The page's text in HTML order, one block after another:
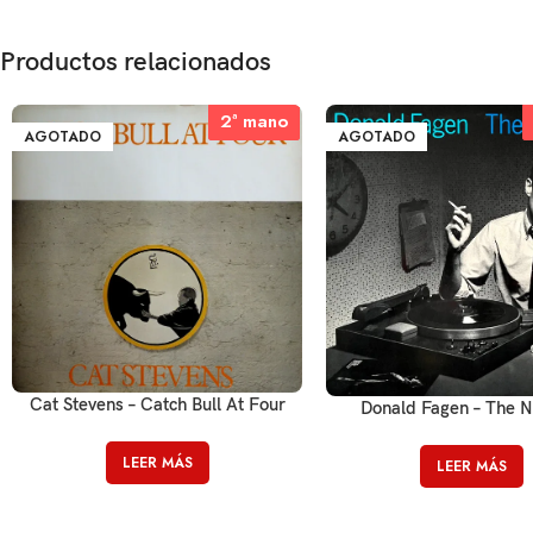
Productos relacionados
AGOTADO
2ª mano
2ª mano
Cat Stevens – Catch Bull At Four
LEER MÁS
AGOTADO
Donald Fagen – The
LEER MÁS